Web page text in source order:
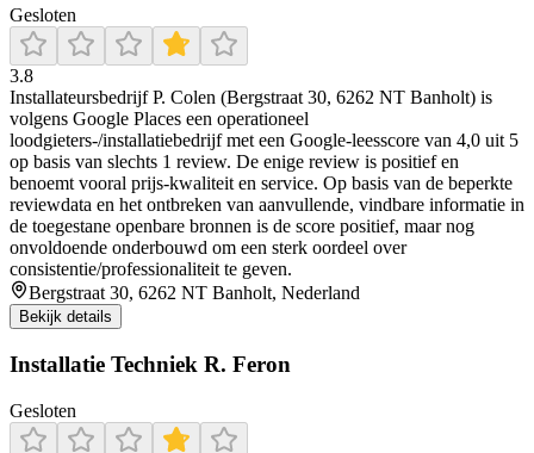
Gesloten
3.8
Installateursbedrijf P. Colen (Bergstraat 30, 6262 NT Banholt) is
volgens Google Places een operationeel
loodgieters-/installatiebedrijf met een Google-leesscore van 4,0 uit 5
op basis van slechts 1 review. De enige review is positief en
benoemt vooral prijs-kwaliteit en service. Op basis van de beperkte
reviewdata en het ontbreken van aanvullende, vindbare informatie in
de toegestane openbare bronnen is de score positief, maar nog
onvoldoende onderbouwd om een sterk oordeel over
consistentie/professionaliteit te geven.
Bergstraat 30, 6262 NT Banholt, Nederland
Bekijk details
Installatie Techniek R. Feron
Gesloten